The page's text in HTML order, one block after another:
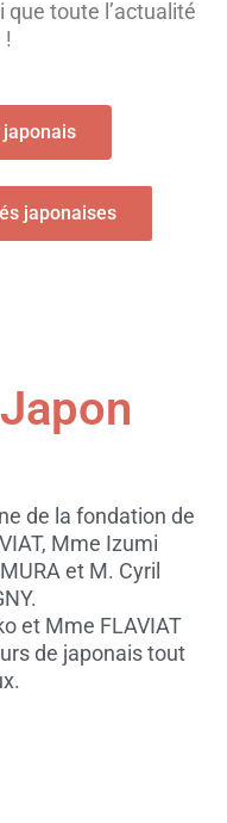
toute l’actualité
japonais
japonaises
de la fondation de
Mme Izumi
et M. Cyril
et Mme FLAVIAT
de japonais tout